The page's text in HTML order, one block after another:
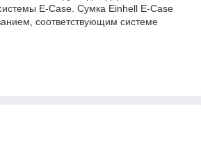
E-Case. Сумка Einhell E-Case
соответствующим системе